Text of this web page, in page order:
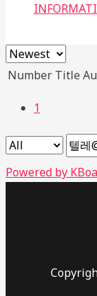
Number Title
1
Powered by